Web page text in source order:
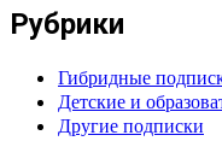
Рубрики
Гибридные
Детские и
Другие подписки